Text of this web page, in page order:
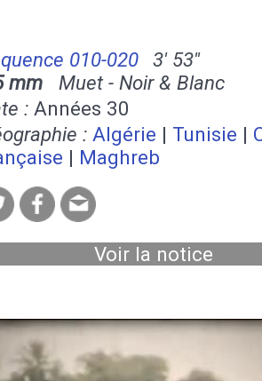
010-020
3' 53''
mm Muet - Noir & Blanc
: Années 30
: Algérie | Tunisie |
| Maghreb
Voir la notice